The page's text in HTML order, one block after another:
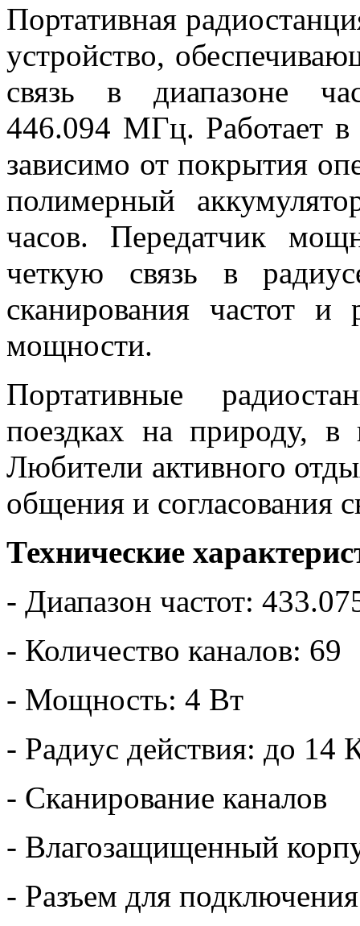
Портативная
устройство,
связь в диапазоне
446.094 МГц. Работает
зависимо от покрытия
полимерный
часов. Передатчик
четкую связь в
сканирования частот и
мощности.
Портативные
поездках на природу,
Любители активного
общения и согласования
Технические
- Диапазон частот:
- Количество каналов: 69
- Мощность: 4 Вт
- Радиус действия: до 14
- Сканирование каналов
- Влагозащищенный
- Разъем для